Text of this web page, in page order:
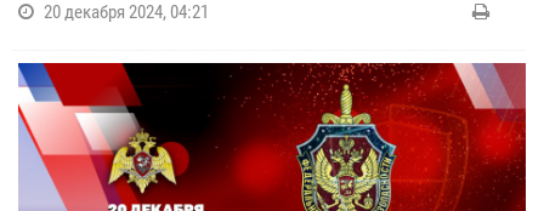
20 декабря 2024, 04:21